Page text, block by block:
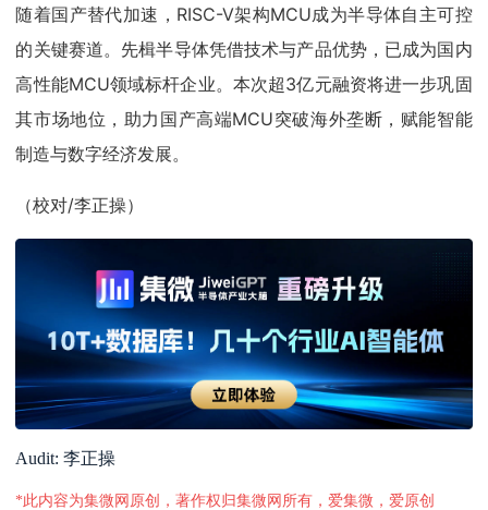
随着国产替代加速，RISC-V架构MCU成为半导体自主可控
的关键赛道。先楫半导体凭借技术与产品优势，已成为国内
高性能MCU领域标杆企业。本次超3亿元融资将进一步巩固
其市场地位，助力国产高端MCU突破海外垄断，赋能智能
制造与数字经济发展。
（校对/李正操）
Audit: 李正操
*此内容为集微网原创，著作权归集微网所有，爱集微，爱原创